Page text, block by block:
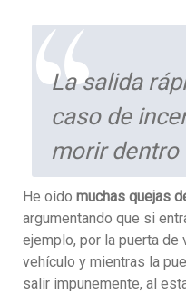
La salida
caso de
morir dentro
He oído muchas quejas
argumentando que si
ejemplo, por la puerta de
vehículo y mientras la
salir impunemente, al